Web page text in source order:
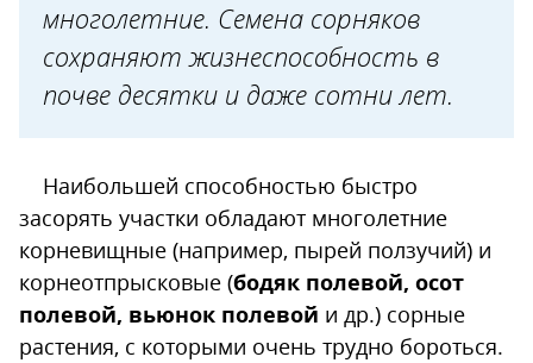
многолетние. Семена сорняков
сохраняют жизнеспособность в
почве десятки и даже сотни лет.
Наибольшей способностью быстро
засорять участки обладают многолетние
корневищные (например, пырей ползучий) и
корнеотпрысковые (бодяк полевой, осот
полевой, вьюнок полевой и др.) сорные
растения, с которыми очень трудно бороться.